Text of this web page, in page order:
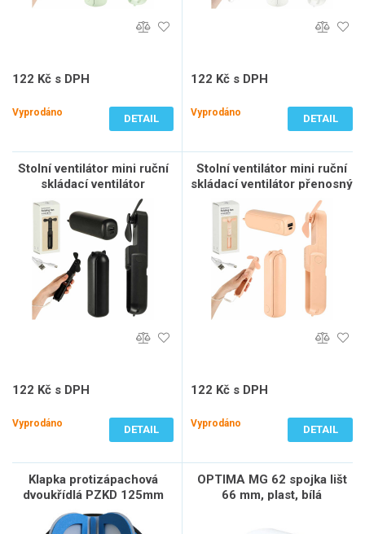
122 Kč s DPH
Vyprodáno
DETAIL
122 Kč s DPH
Vyprodáno
DETAIL
Stolní ventilátor mini ruční
skládací ventilátor
přenosný USB černý
122 Kč s DPH
Vyprodáno
DETAIL
Stolní ventilátor mini ruční
skládací ventilátor přenosný
122 Kč s DPH
Vyprodáno
DETAIL
Klapka protizápachová
dvoukřídlá PZKD 125mm
OPTIMA MG 62 spojka lišt
66 mm, plast, bílá